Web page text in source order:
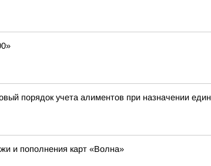
порядок учета алиментов при назначении
и пополнения карт «Волна»